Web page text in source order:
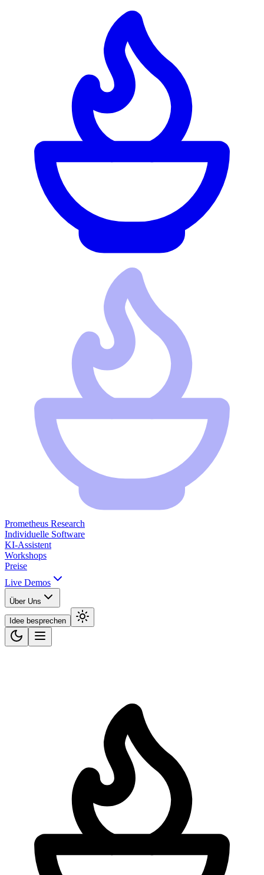
Prometheus Research
Individuelle Software
KI-Assistent
Workshops
Preise
Live Demos
Über Uns
Idee besprechen